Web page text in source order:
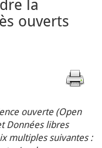
la
ouverts
ouverte (Open
Données libres
multiples suivantes :